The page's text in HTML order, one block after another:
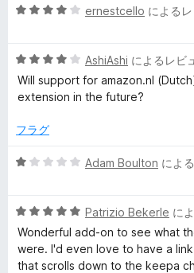
r
の
レ
ュ
ー
価
5
中
4
の
価
ernestcello による
5
段
階
4
評
AshiAshi によるレビ
Will support for amazon.nl
extension in the future?
フラグ
5
中
1
の
評
Adam Boulton によ
5
段
階
中
Patrizio Bekerle に
Wonderful add-on to see what
were. I'd even love to have a
that scrolls down to the keepa